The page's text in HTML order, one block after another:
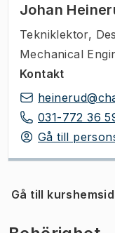
Johan
Tekniklektor,
Mechanical
Kontakt
031-772 36
Gå till
Gå till
(Öppnas i ny flik)